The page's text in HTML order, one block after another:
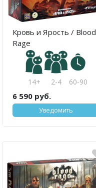
Кровь и Ярость / Blood
Rage
14+ 2-4 60-90
6 590 руб.
Уведомить